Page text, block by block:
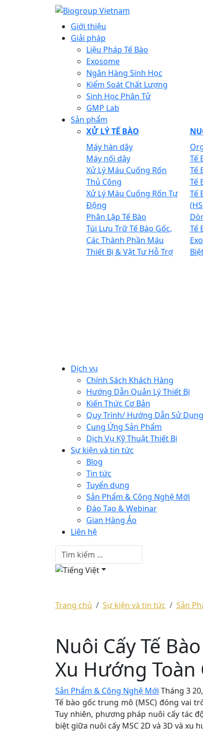
Giới thiệu
Giải pháp
Liệu Pháp Tế Bào
Exosome
Ngân Hàng Sinh Học
Kiểm Soát Chất Lượng
Sinh Học Phân Tử
GMP Lab
Sản phẩm
XỬ LÝ TẾ BÀO
Máy hàn dây
Máy nối dây
Xử Lý Máu Cuống Rốn
Thủ Công
Xử Lý Máu Cuống Rốn Tự
Động
Phân Lập Tế Bào
Túi Lưu Trữ Tế Bào Gốc,
Các Thành Phần Máu
Thiết Bị & Vật Tư Hỗ Trợ
Tế
Tế
Tế
Tế
Tế
Dịch vụ
Chính Sách Khách Hàng
Hướng Dẫn Quản Lý Thiết Bị
Kiến Thức Cơ Bản
Quy Trình/ Hướng Dẫn Sử Dụng
Cung Ứng Sản Phẩm
Dịch Vụ Kỹ Thuật Thiết Bị
Sự kiện và tin tức
Blog
Tin tức
Tuyển dụng
Sản Phẩm & Công Nghệ Mới
Đào Tạo & Webinar
Gian Hàng Ảo
Liên hệ
Trang chủ Sự kiện và tin tức Sản
Nuôi Cấy Tế
Xu Hướng Toàn
Sản Phẩm & Công Nghệ Mới Tháng 3
Tế bào gốc trung mô (MSC) đóng vai
Tuy nhiên, phương pháp nuôi cấy tác
biệt giữa nuôi cấy MSC 2D và 3D và xu